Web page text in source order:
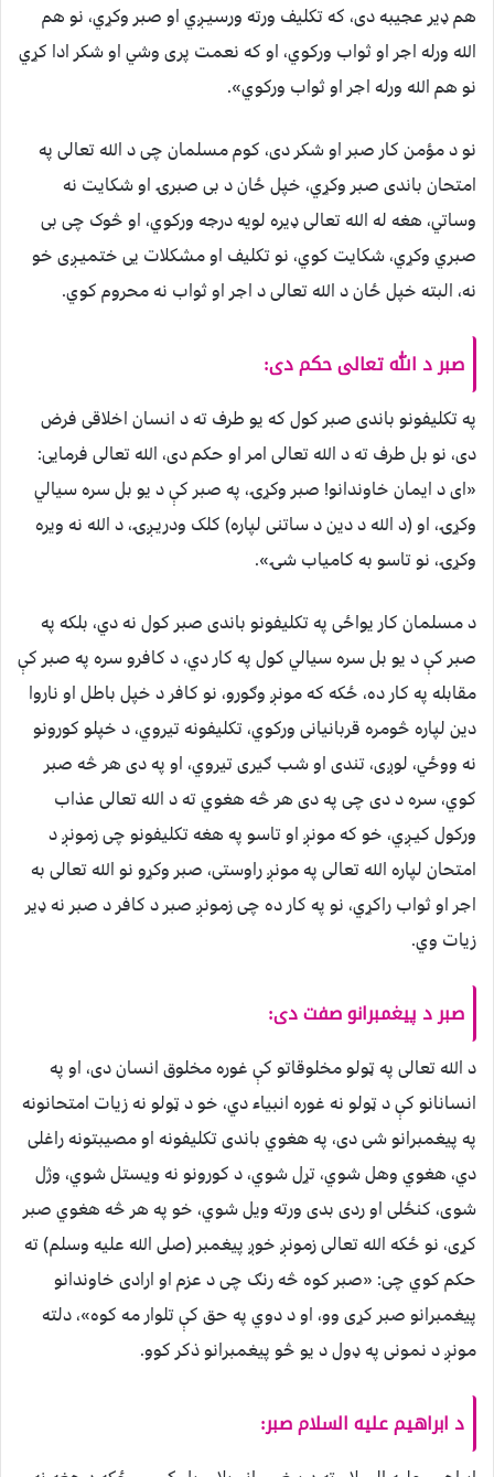
هم ډیر عجيبه دی، که تکلیف ورته ورسيـږي او صبر وکړي، نو هم
الله ورله اجر او ثواب ورکوي، او که نعمت پری وشي او شکر ادا کړي
نو هم الله ورله اجر او ثواب ورکوي».
نو د مؤمن کار صبر او شکر دی، کوم مسلمان چی د الله تعالی په
امتحان باندی صبر وکړي، خپل ځان د بی صبرۍ او شکایت نه
وساتي، هغه له الله تعالی ډیره لویه درجه ورکوي، او څوک چی بی
صبري وکړي، شکایت کوي، نو تکليف او مشکلات یی ختميـږی خو
نه، البته خپل ځان د الله تعالی د اجر او ثواب نه محروم کوي.
صبر د الله تعالی حکم دی:
په تکلیفونو باندی صبر کول که يو طرف ته د انسان اخلاقی فرض
دی، نو بل طرف ته د الله تعالی امر او حکم دی، الله تعالی فرمایی:
«ای د ایمان خاوندانو! صبر وکړۍ، په صبر کې د یو بل سره سیالي
وکړۍ، او (د الله د دین د ساتنی لپاره) کلک ودريـږۍ، د الله نه ویره
وکړۍ، نو تاسو به کامياب شۍ».
د مسلمان کار یواځی په تکلیفونو باندی صبر کول نه دي، بلکه په
صبر کې د يو بل سره سیالي کول په کار دي، د کافرو سره په صبر کې
مقابله په کار ده، ځکه که مونږ وګورو، نو کافر د خپل باطل او ناروا
دین لپاره څومره قربانیانی ورکوي، تکليفونه تيروي، د خپلو کورونو
نه ووځي، لوږی، تندی او شب ګیری تيروي، او په دی هر څه صبر
کوي، سره د دی چی په دی هر څه هغوي ته د الله تعالی عذاب
ورکول کيـږي، خو که مونږ او تاسو په هغه تکليفونو چی زمونږ د
امتحان لپاره الله تعالی په مونږ راوستی، صبر وکړو نو الله تعالی به
اجر او ثواب راکړي، نو په کار ده چی زمونږ صبر د کافر د صبر نه ډیر
زيات وي.
صبر د پیغمبرانو صفت دی:
د الله تعالی په ټولو مخلوقاتو کې غوره مخلوق انسان دی، او په
انسانانو کې د ټولو نه غوره انبیاء دي، خو د ټولو نه زيات امتحانونه
په پيغمبرانو شی دی، په هغوي باندی تکليفونه او مصيبتونه راغلی
دي، هغوي وهل شوي، تړل شوي، د کورونو نه ويستل شوي، وژل
شوی، کنځلی او ردی بدی ورته ویل شوي، خو په هر څه هغوي صبر
کړی، نو ځکه الله تعالی زمونږ خوږ پيغمبر (صلى الله عليه وسلم) ته
حکم کوي چی: «صبر کوه څه رنګ چی د عزم او ارادی خاوندانو
پيغمبرانو صبر کړی وو، او د دوي په حق کې تلوار مه کوه»، دلته
مونږ د نمونی په ډول د یو څو پيغمبرانو ذکر کوو.
د ابراهیم علیه السلام صبر: